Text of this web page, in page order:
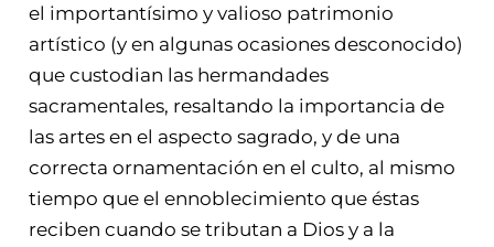
el importantísimo y valioso patrimonio
artístico (y en algunas ocasiones desconocido)
que custodian las hermandades
sacramentales, resaltando la importancia de
las artes en el aspecto sagrado, y de una
correcta ornamentación en el culto, al mismo
tiempo que el ennoblecimiento que éstas
reciben cuando se tributan a Dios y a la